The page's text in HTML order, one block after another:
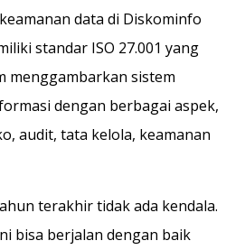
data di Diskominfo
standar ISO 27.001 yang
menggambarkan sistem
dengan berbagai aspek,
audit, tata kelola, keamanan
terakhir tidak ada kendala.
bisa berjalan dengan baik